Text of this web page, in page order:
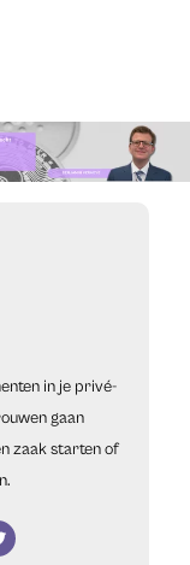
in je privé-
gaan
zaak starten of